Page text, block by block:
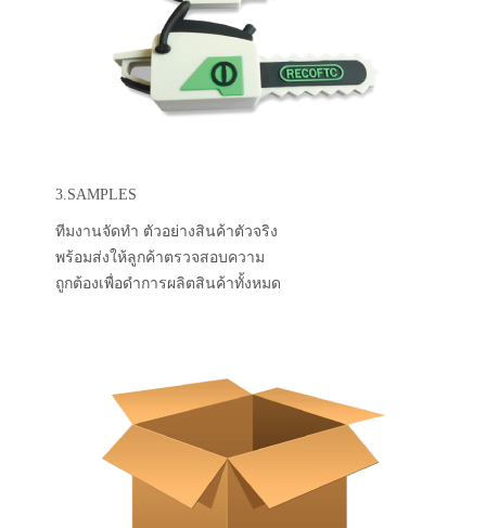
3.SAMPLES
ทีมงานจัดทำ ตัวอย่างสินค้าตัวจริง
พร้อมส่งให้ลูกค้าตรวจสอบความ
ถูกต้องเพื่อดำการผลิตสินค้าทั้งหมด